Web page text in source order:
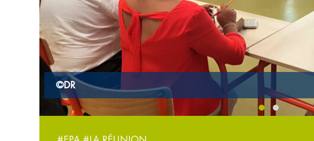
Colette Minienpoullearmoudom et le trésorier EPA Réunion.